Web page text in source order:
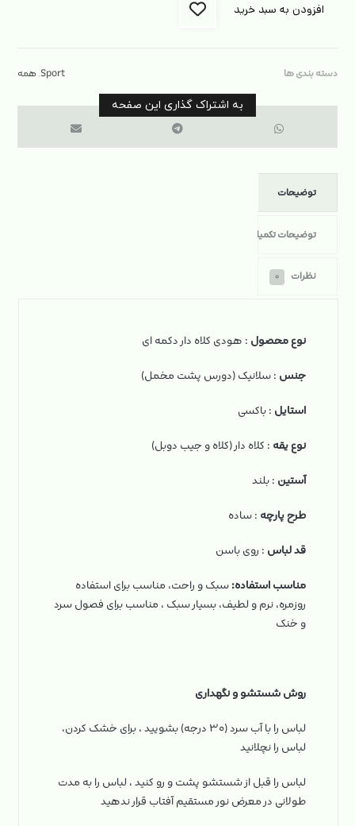
افزودن به سبد خرید
دسته بندی ها Sport
,همه
توضیحات
توضیحات تکمیلی
نظرات ۰
نوع محصول : هودی کلاه دار دکمه ای
جنس : سلانیک (دورس پشت مخمل)
استایل : باکسی
نوع یقه : کلاه دار (کلاه و جیب دوبل)
آستین : بلند
طرح پارچه : ساده
قد لباس : روی باسن
مناسب استفاده:سبک و راحت، مناسب برای استفاده
روزمره، نرم و لطیف، بسیار سبک ، مناسب برای فصول سرد
و خنک
روش شستشو و نگهداری
لباس را با آب سرد (۳۰ درجه) بشویید ، برای خشک کردن،
لباس را نچلانید
لباس را قبل از شستشو پشت و رو کنید ، لباس را به مدت
طولانی در معرض نور مستقیم آفتاب قرار ندهید